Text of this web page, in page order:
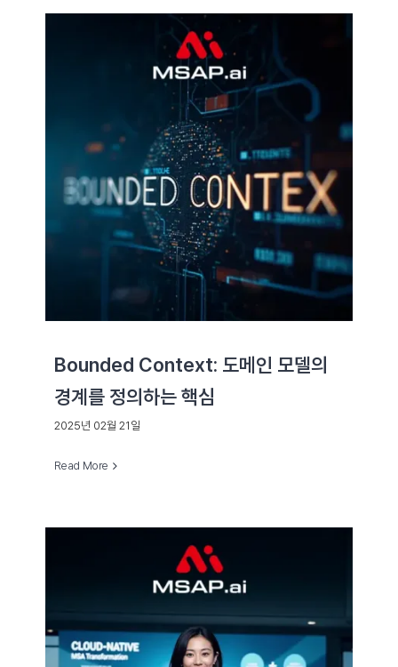
Bounded Context: 도메인 모델의
경계를 정의하는 핵심
2025년 02월 21일
Read More